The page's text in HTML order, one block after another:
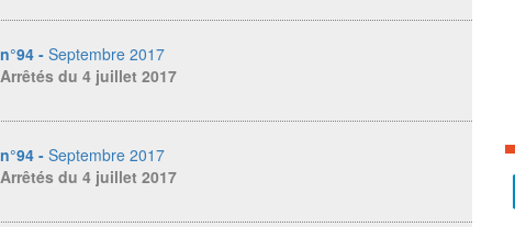
n°94 - Septembre 2017
Arrêtés du 4 juillet 2017
n°94 - Septembre 2017
Arrêtés du 4 juillet 2017